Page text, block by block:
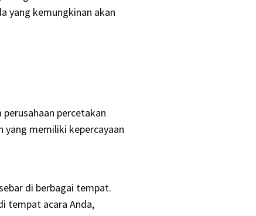
yang kemungkinan akan
percetakan
yang memiliki kepercayaan
di berbagai tempat.
tempat acara Anda,